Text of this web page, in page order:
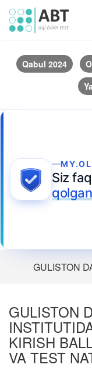
Qabul 2024
Siz
GULISTON
GULISTON
KIRISH
VA TEST